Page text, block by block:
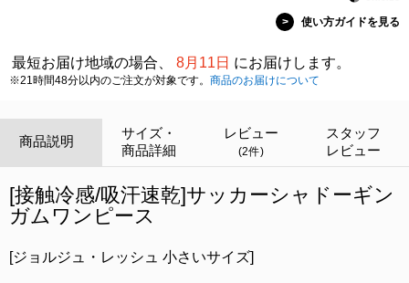
> 使い方ガイドを見る
最短お届け地域の場合、 8月11日 にお届けします。
※21時間48分以内のご注文が対象です。 商品のお届けについて
商品説明
サイズ・
商品詳細
レビュー
(2件)
スタッフ
レビュー
[接触冷感/吸汗速乾]サッカーシャドーギン
ガムワンピース
[ジョルジュ・レッシュ 小さいサイズ]